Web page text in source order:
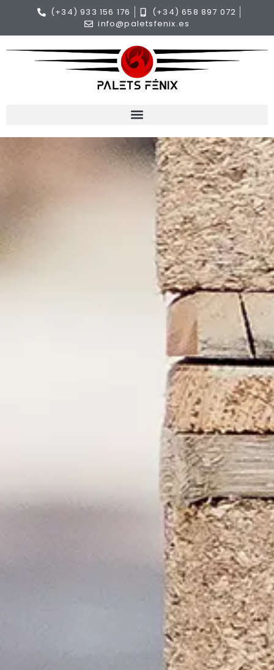
(+34) 933 156 176
(+34) 658 897 072
info@paletsfenix.es